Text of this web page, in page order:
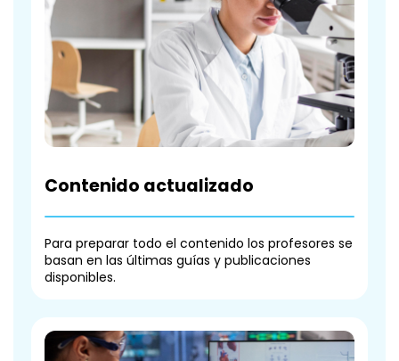
Contenido actualizado
Para preparar todo el contenido los profesores se
basan en las últimas guías y publicaciones
disponibles.